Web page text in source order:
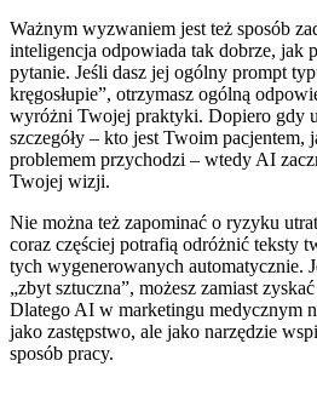
Ważnym wyzwaniem jest też sposób
inteligencja odpowiada tak dobrze, jak
pytanie. Jeśli dasz jej ogólny prompt
kręgosłupie”, otrzymasz ogólną
wyróżni Twojej praktyki. Dopiero gdy
szczegóły – kto jest Twoim pacjentem,
problemem przychodzi – wtedy AI
Twojej wizji.
Nie można też zapominać o ryzyku
coraz częściej potrafią odróżnić teksty
tych wygenerowanych automatycznie.
„zbyt sztuczna”, możesz zamiast
Dlatego AI w marketingu medycznym
jako zastępstwo, ale jako narzędzie
sposób pracy.